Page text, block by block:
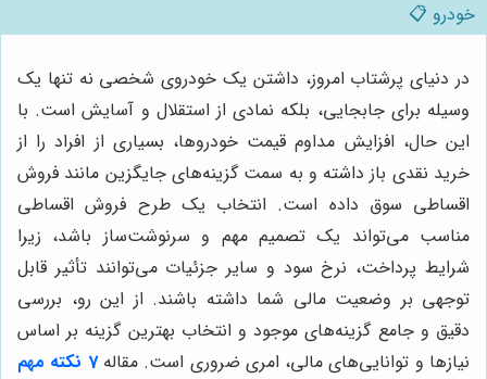
خودرو 📋
در دنیای پرشتاب امروز، داشتن یک خودروی شخصی نه تنها یک
وسیله برای جابجایی، بلکه نمادی از استقلال و آسایش است. با
این حال، افزایش مداوم قیمت خودروها، بسیاری از افراد را از
خرید نقدی باز داشته و به سمت گزینه‌های جایگزین مانند فروش
اقساطی سوق داده است. انتخاب یک طرح فروش اقساطی
مناسب می‌تواند یک تصمیم مهم و سرنوشت‌ساز باشد، زیرا
شرایط پرداخت، نرخ سود و سایر جزئیات می‌توانند تأثیر قابل
توجهی بر وضعیت مالی شما داشته باشند. از این رو، بررسی
دقیق و جامع گزینه‌های موجود و انتخاب بهترین گزینه بر اساس
نیازها و توانایی‌های مالی، امری ضروری است. مقاله
7 نکته مهم